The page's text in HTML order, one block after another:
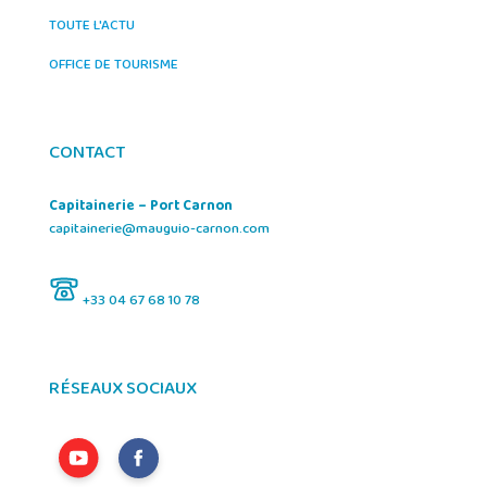
TOUTE L'ACTU
OFFICE DE TOURISME
CONTACT
Capitainerie – Port Carnon
capitainerie@mauguio-carnon.com
+33 04 67 68 10 78
RÉSEAUX SOCIAUX